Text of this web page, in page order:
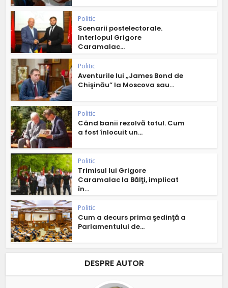
Politic
Scenarii postelectorale.
Interlopul Grigore
Caramalac...
Politic
Aventurile lui „James Bond de
Chişinău” la Moscova sau...
Politic
Când banii rezolvă totul. Cum
a fost înlocuit un...
Politic
Trimisul lui Grigore
Caramalac la Bălţi, implicat
în...
Politic
Cum a decurs prima şedinţă a
Parlamentului de...
DESPRE AUTOR